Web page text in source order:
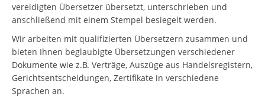
vereidigten Übersetzer übersetzt, unterschrieben und
anschließend mit einem Stempel besiegelt werden.
Wir arbeiten mit qualifizierten Übersetzern zusammen und
bieten Ihnen beglaubigte Übersetzungen verschiedener
Dokumente wie z.B. Verträge, Auszüge aus Handelsregistern,
Gerichtsentscheidungen, Zertifikate in verschiedene
Sprachen an.